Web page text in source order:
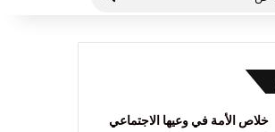
خلاص الأمة في وعيها الاجتماعي